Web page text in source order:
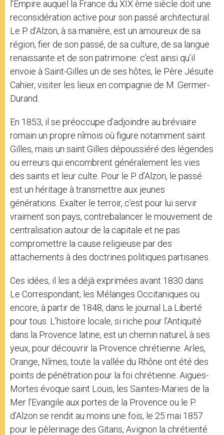
l’Empire auquel la France du XIX ème siècle doit une
reconsidération active pour son passé architectural.
Le P. d’Alzon, à sa manière, est un amoureux de sa
région, fier de son passé, de sa culture, de sa langue
renaissante et de son patrimoine: c’est ainsi qu’il
envoie à Saint-Gilles un de ses hôtes, le Père Jésuite
Cahier, visiter les lieux en compagnie de M. Germer-
Durand.
En 1853, il se préoccupe d’adjoindre au bréviaire
romain un propre nîmois où figure notamment saint
Gilles, mais un saint Gilles dépoussiéré des légendes
ou erreurs qui encombrent généralement les vies
des saints et leur culte. Pour le P. d’Alzon, le passé
est un héritage à transmettre aux jeunes
générations. Exalter le terroir, c’est pour lui servir
vraiment son pays, contrebalancer le mouvement de
centralisation autour de la capitale et ne pas
compromettre la cause religieuse par des
attachements à des doctrines politiques partisanes.
Ces idées, il les a déjà exprimées avant 1830 dans
Le Correspondant, les Mélanges Occitaniques ou
encore, à partir de 1848, dans le journal La Liberté
pour tous. L’histoire locale, si riche pour l’Antiquité
dans la Provence latine, est un chemin naturel, à ses
yeux, pour découvrir la Provence chrétienne: Arles,
Orange, Nîmes, toute la vallée du Rhône ont été des
points de pénétration pour la foi chrétienne. Aigues-
Mortes évoque saint Louis, les Saintes-Maries de la
Mer l’Evangile aux portes de la Provence ou le P.
d’Alzon se rendit au moins une fois, le 25 mai 1857
pour le pèlerinage des Gitans, Avignon la chrétienté